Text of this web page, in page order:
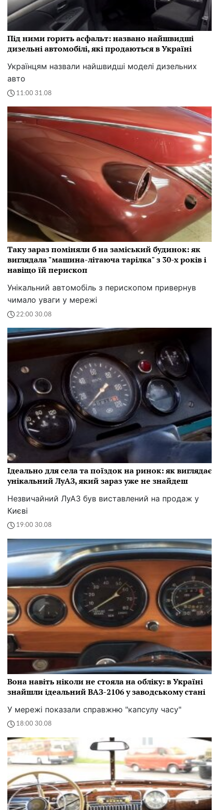
Під ними горить асфальт: названо найшвидші
дизельні автомобілі, які продаються в Україні
Українцям назвали найшвидші моделі дизельних
авто
11:00 31.08
Таку зараз поміняли б на заміський будинок: як
виглядала "машина-літаюча тарілка" з 30-х років і
навіщо їй перископ
Унікальний автомобіль з перископом привернув
чимало уваги у мережі
22:00 30.08
Ідеально для села та поїздок на ринок: як виглядає
унікальний ЛуАЗ, який зараз уже не знайдеш
Незвичайний ЛуАЗ був виставлений на продаж у
Києві
19:00 30.08
Вона навіть ніколи не стояла на обліку: в Україні
знайшли ідеальний ВАЗ-2106 у заводському стані
У мережі показали справжню "капсулу часу"
18:00 30.08